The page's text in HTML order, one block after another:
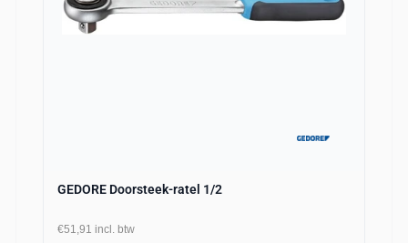
GEDORE Doorsteek-ratel 1/2
€51,91 incl. btw